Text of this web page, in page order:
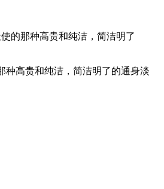
的那种高贵和纯洁，简洁明了
种高贵和纯洁，简洁明了的通身淡